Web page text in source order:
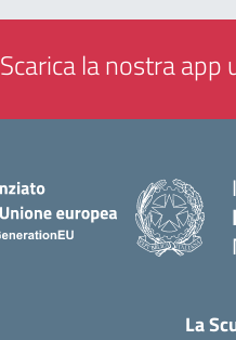
Scarica la nostra app
La